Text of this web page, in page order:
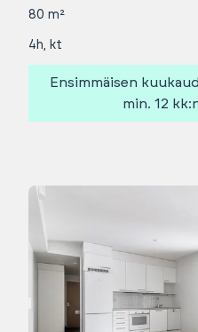
80 m²
4h, kt
Ensimmäisen
min. 12